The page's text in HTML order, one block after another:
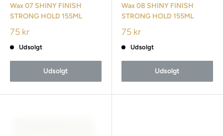
Wax 07 SHINY FINISH
STRONG HOLD 155ML
75 kr
Udsolgt
Udsolgt
Wax 08 SHINY FINISH
STRONG HOLD 155ML
75 kr
Udsolgt
Udsolgt